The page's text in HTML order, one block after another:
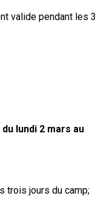
valide pendant les 3
du lundi 2 mars au
trois jours du camp;